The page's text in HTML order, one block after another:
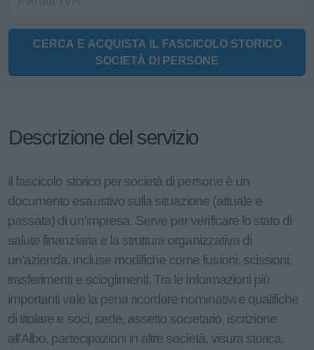
CERCA E ACQUISTA IL FASCICOLO STORICO
SOCIETÀ DI PERSONE
Descrizione del servizio
Il fascicolo storico per società di persone è un
documento esaustivo sulla situazione (attuale e
passata) di un'impresa. Serve per verificare lo stato di
salute finanziaria e la struttura organizzativa di
un'azienda, incluse modifiche come fusioni, scissioni,
trasferimenti e scioglimenti. Tra le informazioni più
importanti vale la pena ricordare nominativi e qualifiche
di titolare e soci, sede, assetto societario, iscrizione
all'Albo, partecipazioni in altre società, visura storica,